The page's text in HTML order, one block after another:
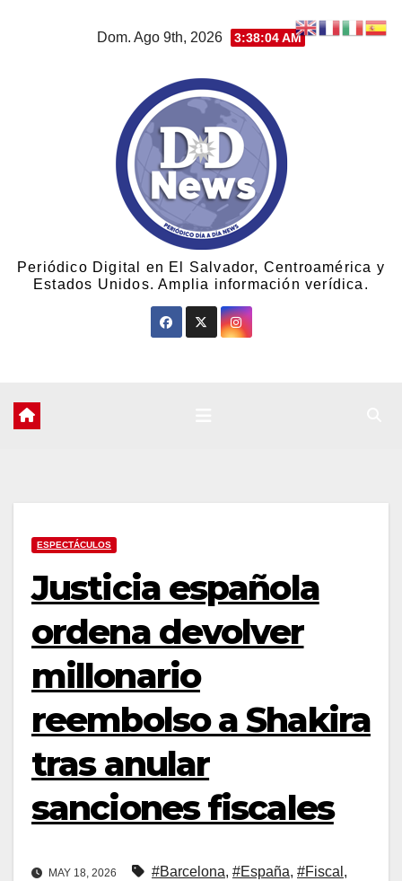
Dom. Ago 9th, 2026 3:38:05 AM
Periódico Digital en El Salvador, Centroamérica y
Estados Unidos. Amplia información verídica.
ESPECTÁCULOS
Justicia española
ordena devolver
millonario
reembolso a Shakira
tras anular
sanciones fiscales
MAY 18, 2026 #Barcelona, #España, #Fiscal ,